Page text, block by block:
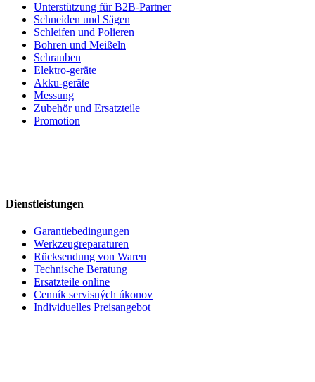
Unterstützung für B2B-Partner
Schneiden und Sägen
Schleifen und Polieren
Bohren und Meißeln
Schrauben
Elektro-geräte
Akku-geräte
Messung
Zubehör und Ersatzteile
Promotion
Dienstleistungen
Garantiebedingungen
Werkzeugreparaturen
Rücksendung von Waren
Technische Beratung
Ersatzteile online
Cenník servisných úkonov
Individuelles Preisangebot